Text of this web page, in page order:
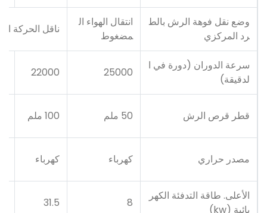
وضع نقل فوهة الرش بالط
رد المركزي
انتقال الهواء ال
مضغوط
ناقل الحركة
سرعة الدوران (دورة في ا
لدقيقة)
25000
22000
قطر قرص الرش 50 ملم 100 ملم
مصدر حراري كهرباء كهرباء
الأعلى. طاقة التدفئة الكهر
بائية (kw)
8
31.5